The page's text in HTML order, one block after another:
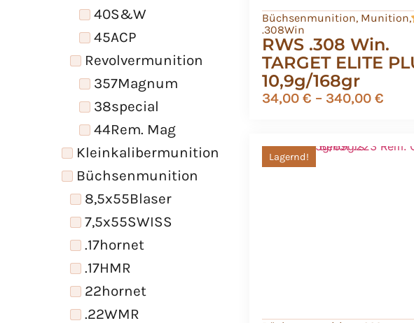
40S&W
45ACP
Revolvermunition
357Magnum
38special
44Rem. Mag
Kleinkalibermunition
Büchsenmunition
8,5x55Blaser
7,5x55SWISS
.17hornet
.17HMR
22hornet
.22WMR
RWS .308 Win.
TARGET ELITE
10,9g/168gr
Büchsenmunition, Munition,
.308Win
34,00 € – 340,00 €
Lagernd!